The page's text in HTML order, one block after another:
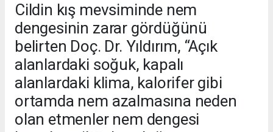
Cildin kış mevsiminde nem
dengesinin zarar gördüğünü
belirten Doç. Dr. Yıldırım, “Açık
alanlardaki soğuk, kapalı
alanlardaki klima, kalorifer gibi
ortamda nem azalmasına neden
olan etmenler nem dengesi